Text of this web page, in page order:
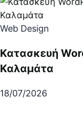
Web Design
Κατασκευή
Καλαμάτα
18/07/2026